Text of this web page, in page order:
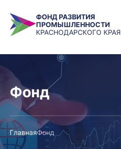
ФОНД РАЗВИТИЯ
ПРОМЫШЛЕННОСТИ
КРАСНОДАРСКОГО КРАЯ
Фонд
ГлавнаяФонд